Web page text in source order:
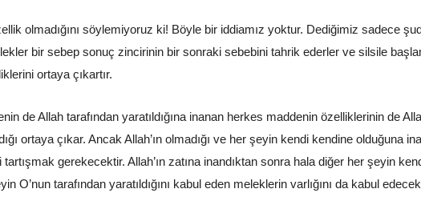
olmadığını söylemiyoruz ki! Böyle bir iddiamız yoktur. Dediğimiz sadece
bir sebep sonuç zincirinin bir sonraki sebebini tahrik ederler ve silsile
ortaya çıkartır.
de Allah tarafından yaratıldığına inanan herkes maddenin özelliklerinin de
ortaya çıkar. Ancak Allah’ın olmadığı ve her şeyin kendi kendine
tartışmak gerekecektir. Allah’ın zatına inandıktan sonra hala diğer her şeyin
O’nun tarafından yaratıldığını kabul eden meleklerin varlığını da kabul